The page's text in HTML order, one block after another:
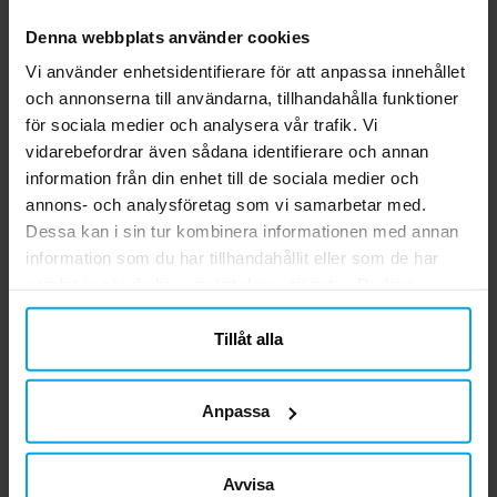
Denna webbplats använder cookies
Vi använder enhetsidentifierare för att anpassa innehållet
och annonserna till användarna, tillhandahålla funktioner
för sociala medier och analysera vår trafik. Vi
vidarebefordrar även sådana identifierare och annan
information från din enhet till de sociala medier och
annons- och analysföretag som vi samarbetar med.
Dessa kan i sin tur kombinera informationen med annan
information som du har tillhandahållit eller som de har
närsomhelst ändra ditt samtycke.
Tillåt alla
Anpassa
Avvisa
pastellfärg, en del av vår unika kollektion
som förenar elegans med miljövänlighet.
Dessa 15 cm stora skålar kommer i ett 6-
pack och är perfekta för varje kalas och
festlighet. De är innovativt tillverkade av
77 % sockerrör, 9 % bambu, samt vatten
och AKD, utan spår av plast. Deras
högkvalitativa och stabila design gör dem
till ett idealiskt val för en stilsäker och
miljömedveten dukning.
Pris:29,00 kr
29,00 kr
KÖP
Relaterade produkter